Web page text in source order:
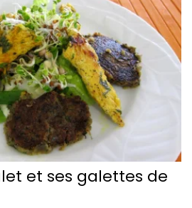
et ses galettes de